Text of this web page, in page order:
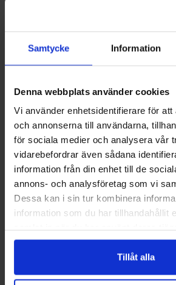
Samtycke Information
Denna webbplats använder cookies
Vi använder enhetsidentifierare för att
och annonserna till användarna,
för sociala medier och analysera vår
vidarebefordrar även sådana
information från din enhet till de
annons- och analysföretag som vi
Dessa kan i sin tur kombinera
information som du har tillhandahållit
Tillåt alla
Hög elanvändning kan bero på
utomhustemperaturer, för hög
att elpatronen används mer än
Kontrollera:
Hur många timmar
har gått.
Smutsfilter, systemtryck och
Att utedelen är ren och fri från